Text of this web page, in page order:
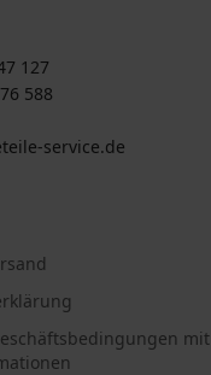
127
588
service.de
mit